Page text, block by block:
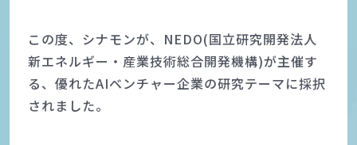
この度、シナモンが、NEDO(国立研究開発法人
新エネルギー・産業技術総合開発機構)が主催す
る、優れたAIベンチャー企業の研究テーマに採択
されました。